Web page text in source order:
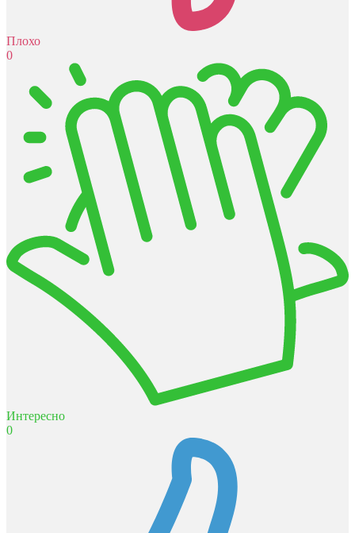
Плохо
0
Интересно
0